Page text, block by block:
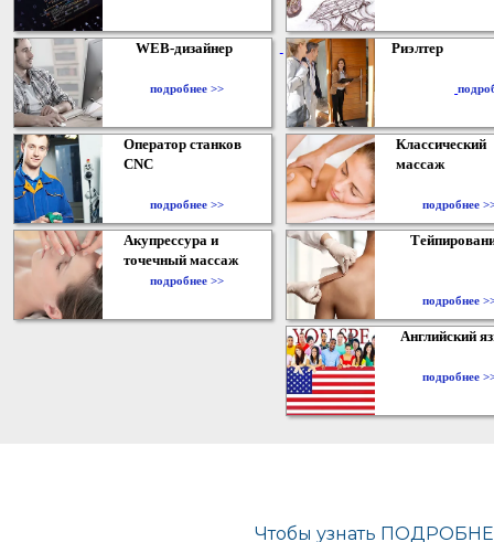
WEB-дизайнер
подробнее >>
Риэлтер
Оператор станков
CNC
подробнее >>
Классический
массаж
подробнее
Акупрессура и
точечный массаж
подробнее >>
подробнее
Английский
подробнее